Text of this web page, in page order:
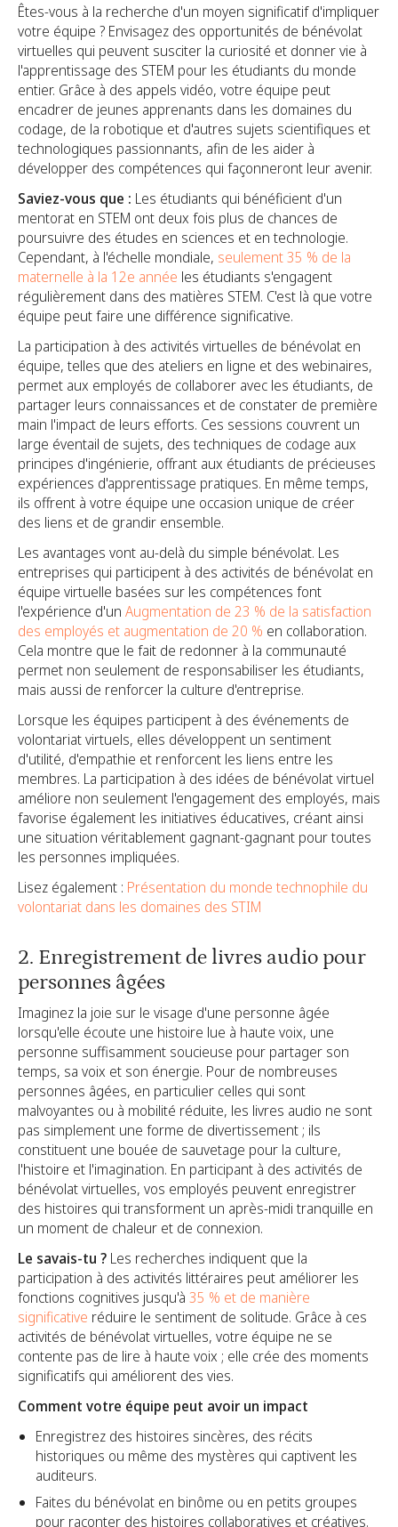
Êtes-vous à la recherche d'un moyen significatif d'impliquer
votre équipe ? Envisagez des opportunités de bénévolat
virtuelles qui peuvent susciter la curiosité et donner vie à
l'apprentissage des STEM pour les étudiants du monde
entier. Grâce à des appels vidéo, votre équipe peut
encadrer de jeunes apprenants dans les domaines du
codage, de la robotique et d'autres sujets scientifiques et
technologiques passionnants, afin de les aider à
développer des compétences qui façonneront leur avenir.
Saviez-vous que : Les étudiants qui bénéficient d'un
mentorat en STEM ont deux fois plus de chances de
poursuivre des études en sciences et en technologie.
Cependant, à l'échelle mondiale, seulement 35 % de la
maternelle à la 12e année les étudiants s'engagent
régulièrement dans des matières STEM. C'est là que votre
équipe peut faire une différence significative.
La participation à des activités virtuelles de bénévolat en
équipe, telles que des ateliers en ligne et des webinaires,
permet aux employés de collaborer avec les étudiants, de
partager leurs connaissances et de constater de première
main l'impact de leurs efforts. Ces sessions couvrent un
large éventail de sujets, des techniques de codage aux
principes d'ingénierie, offrant aux étudiants de précieuses
expériences d'apprentissage pratiques. En même temps,
ils offrent à votre équipe une occasion unique de créer
des liens et de grandir ensemble.
Les avantages vont au-delà du simple bénévolat. Les
entreprises qui participent à des activités de bénévolat en
équipe virtuelle basées sur les compétences font
l'expérience d'un Augmentation de 23 % de la satisfaction
des employés et augmentation de 20 % en collaboration.
Cela montre que le fait de redonner à la communauté
permet non seulement de responsabiliser les étudiants,
mais aussi de renforcer la culture d'entreprise.
Lorsque les équipes participent à des événements de
volontariat virtuels, elles développent un sentiment
d'utilité, d'empathie et renforcent les liens entre les
membres. La participation à des idées de bénévolat virtuel
améliore non seulement l'engagement des employés, mais
favorise également les initiatives éducatives, créant ainsi
une situation véritablement gagnant-gagnant pour toutes
les personnes impliquées.
Lisez également : Présentation du monde technophile du
volontariat dans les domaines des STIM
2. Enregistrement de livres audio pour
personnes âgées
Imaginez la joie sur le visage d'une personne âgée
lorsqu'elle écoute une histoire lue à haute voix, une
personne suffisamment soucieuse pour partager son
temps, sa voix et son énergie. Pour de nombreuses
personnes âgées, en particulier celles qui sont
malvoyantes ou à mobilité réduite, les livres audio ne sont
pas simplement une forme de divertissement ; ils
constituent une bouée de sauvetage pour la culture,
l'histoire et l'imagination. En participant à des activités de
bénévolat virtuelles, vos employés peuvent enregistrer
des histoires qui transforment un après-midi tranquille en
un moment de chaleur et de connexion.
Le savais-tu ? Les recherches indiquent que la
participation à des activités littéraires peut améliorer les
fonctions cognitives jusqu'à 35 % et de manière
significative réduire le sentiment de solitude. Grâce à ces
activités de bénévolat virtuelles, votre équipe ne se
contente pas de lire à haute voix ; elle crée des moments
significatifs qui améliorent des vies.
Comment votre équipe peut avoir un impact
Enregistrez des histoires sincères, des récits
historiques ou même des mystères qui captivent les
auditeurs.
Faites du bénévolat en binôme ou en petits groupes
pour raconter des histoires collaboratives et créatives.